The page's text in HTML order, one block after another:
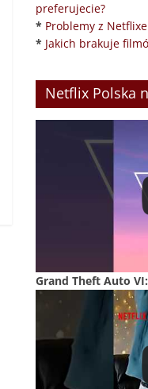
preferujecie?
* Problemy z
* Jakich brakuje
Netflix Polska
Grand Theft Auto